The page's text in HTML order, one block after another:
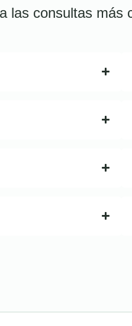
las consultas